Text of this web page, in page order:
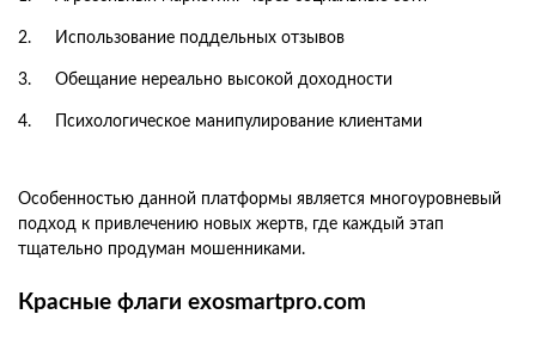
Использование поддельных отзывов
Обещание нереально высокой доходности
Психологическое манипулирование клиентами
Особенностью данной платформы является многоуровневый
подход к привлечению новых жертв, где каждый этап
тщательно продуман мошенниками.
Красные флаги exosmartpro.com